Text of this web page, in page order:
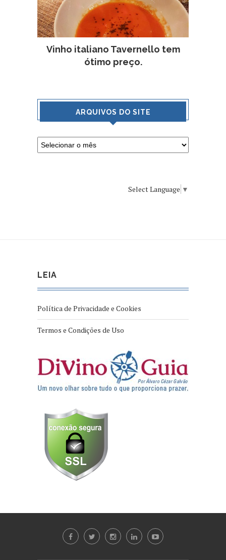
Vinho italiano Tavernello tem
ótimo preço.
ARQUIVOS DO SITE
Select Language ▼
LEIA
Política de Privacidade e Cookies
Termos e Condições de Uso